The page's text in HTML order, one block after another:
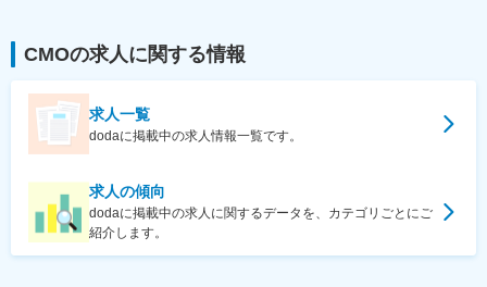
CMOの求人に関する情報
求人一覧
dodaに掲載中の求人情報一覧です。
求人の傾向
dodaに掲載中の求人に関するデータを、カテゴリごとにご
紹介します。